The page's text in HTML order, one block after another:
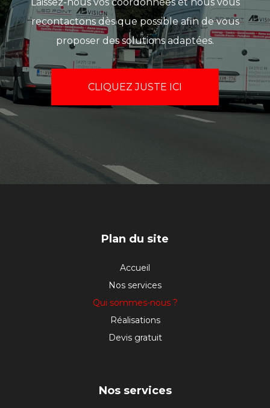
recontactons dès que possible afin de vous
proposer des solutions adaptées.
CLIQUEZ JUSTE ICI
Plan du site
Accueil
Nos services
Qui sommes-nous ?
Réalisations
Devis gratuit
Nos services